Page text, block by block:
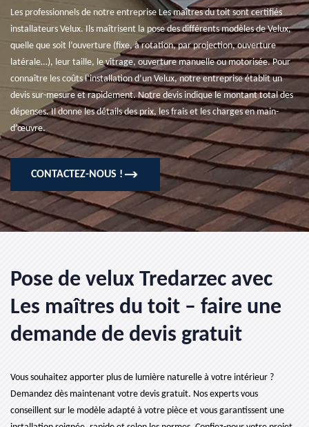
Les professionnels de notre entreprise Les maîtres du toit sont certifiés
installateurs Velux. Ils maîtrisent la pose des différents modèles de Velux,
quelle que soit l’ouverture (fixe, à rotation, par projection, ouverture
latérale…), leur taille, le vitrage, ouverture manuelle ou motorisée. Pour
connaître les coûts l’installation d’un Velux, notre entreprise établit un
devis sur-mesure et rapidement. Notre devis indique le montant total des
dépenses. Il donne les détails des prix, les frais et les charges en main-
d’œuvre.
CONTACTEZ-NOUS !
Pose de velux Tredarzec avec
Les maîtres du toit – faire une
demande de devis gratuit
Vous souhaitez apporter plus de lumière naturelle à votre intérieur ?
Demandez dès maintenant votre devis gratuit. Nos experts vous
conseillent sur le modèle adapté à votre pièce et vous garantissent une